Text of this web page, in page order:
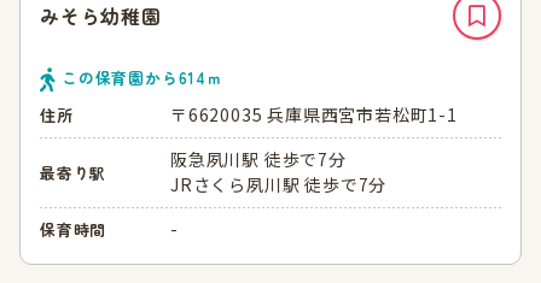
みそら幼稚園
この保育園から614 ｍ
住所
〒6620035 兵庫県西宮市若松町1-1
最寄り駅
阪急夙川駅 徒歩で7分
JRさくら夙川駅 徒歩で7分
保育時間 -